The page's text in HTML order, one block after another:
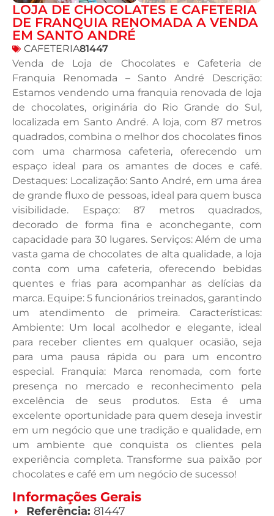
LOJA DE CHOCOLATES E CAFETERIA
DE FRANQUIA RENOMADA A VENDA
EM SANTO ANDRÉ
CAFETERIA81447
Venda de Loja de Chocolates e Cafeteria de
Franquia Renomada – Santo André Descrição:
Estamos vendendo uma franquia renovada de loja
de chocolates, originária do Rio Grande do Sul,
localizada em Santo André. A loja, com 87 metros
quadrados, combina o melhor dos chocolates finos
com uma charmosa cafeteria, oferecendo um
espaço ideal para os amantes de doces e café.
Destaques: Localização: Santo André, em uma área
de grande fluxo de pessoas, ideal para quem busca
visibilidade. Espaço: 87 metros quadrados,
decorado de forma fina e aconchegante, com
capacidade para 30 lugares. Serviços: Além de uma
vasta gama de chocolates de alta qualidade, a loja
conta com uma cafeteria, oferecendo bebidas
quentes e frias para acompanhar as delícias da
marca. Equipe: 5 funcionários treinados, garantindo
um atendimento de primeira. Características:
Ambiente: Um local acolhedor e elegante, ideal
para receber clientes em qualquer ocasião, seja
para uma pausa rápida ou para um encontro
especial. Franquia: Marca renomada, com forte
presença no mercado e reconhecimento pela
excelência de seus produtos. Esta é uma
excelente oportunidade para quem deseja investir
em um negócio que une tradição e qualidade, em
um ambiente que conquista os clientes pela
experiência completa. Transforme sua paixão por
chocolates e café em um negócio de sucesso!
Informações Gerais
Referência: 81447